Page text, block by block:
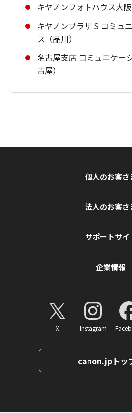
キヤノンフォトハウス大阪
キヤノンプラザ S コミュ
ス（品川）
名古屋支店 コミュニケー
古屋）
個人のお客さ
法人のお客さ
サポートサイ
企業情報
X Instagram
canon.jpトッ